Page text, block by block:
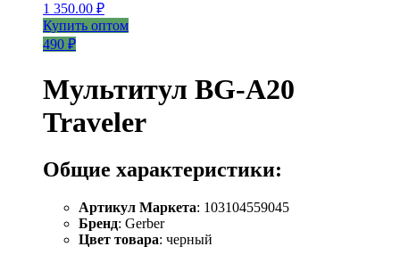
1 350.00 ₽
Купить оптом
490 ₽
Мультитул BG-A20
Traveler
Общие характеристики:
Артикул Маркета: 103104559045
Бренд: Gerber
Цвет товара: черный